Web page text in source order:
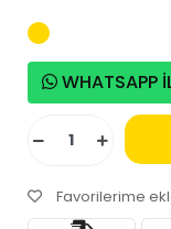
WHATSAPP
Favorilerime